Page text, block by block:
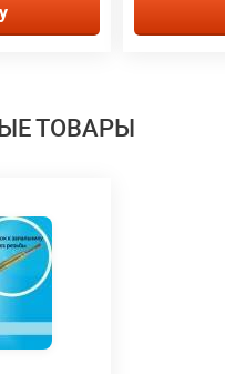
ТОВАРЫ